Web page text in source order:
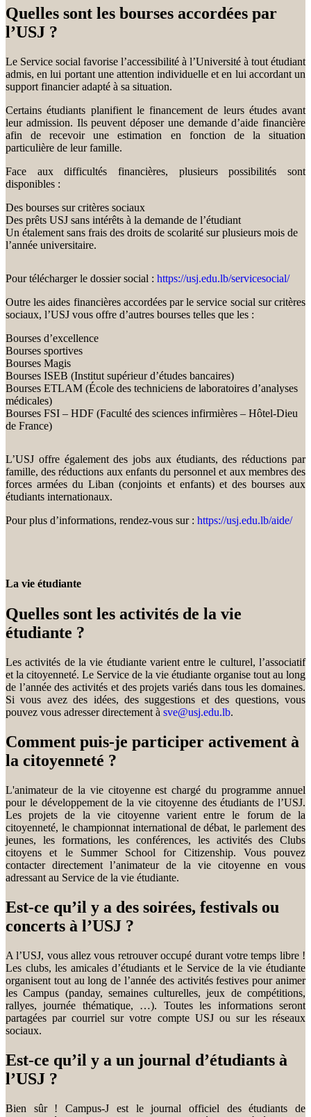
Quelles sont les bourses accordées par
l’USJ ?
Le Service social favorise l’accessibilité à l’Université à tout étudiant
admis, en lui portant une attention individuelle et en lui accordant un
support financier adapté à sa situation.
Certains étudiants planifient le financement de leurs études avant
leur admission. Ils peuvent déposer une demande d’aide financière
afin de recevoir une estimation en fonction de la situation
particulière de leur famille.
Face aux difficultés financières, plusieurs possibilités sont
disponibles :
Des bourses sur critères sociaux
Des prêts USJ sans intérêts à la demande de l’étudiant
Un étalement sans frais des droits de scolarité sur plusieurs mois de
l’année universitaire.
Pour télécharger le dossier social : https://usj.edu.lb/servicesocial/
Outre les aides financières accordées par le service social sur critères
sociaux, l’USJ vous offre d’autres bourses telles que les :
Bourses d’excellence
Bourses sportives
Bourses Magis
Bourses ISEB (Institut supérieur d’études bancaires)
Bourses ETLAM (École des techniciens de laboratoires d’analyses
médicales)
Bourses FSI – HDF (Faculté des sciences infirmières – Hôtel-Dieu
de France)
L’USJ offre également des jobs aux étudiants, des réductions par
famille, des réductions aux enfants du personnel et aux membres des
forces armées du Liban (conjoints et enfants) et des bourses aux
étudiants internationaux.
Pour plus d’informations, rendez-vous sur : https://usj.edu.lb/aide/
La vie étudiante
Quelles sont les activités de la vie
étudiante ?
Les activités de la vie étudiante varient entre le culturel, l’associatif
et la citoyenneté. Le Service de la vie étudiante organise tout au long
de l’année des activités et des projets variés dans tous les domaines.
Si vous avez des idées, des suggestions et des questions, vous
pouvez vous adresser directement à sve@usj.edu.lb.
Comment puis-je participer activement à
la citoyenneté ?
L'animateur de la vie citoyenne est chargé du programme annuel
pour le développement de la vie citoyenne des étudiants de l’USJ.
Les projets de la vie citoyenne varient entre le forum de la
citoyenneté, le championnat international de débat, le parlement des
jeunes, les formations, les conférences, les activités des Clubs
citoyens et le Summer School for Citizenship. Vous pouvez
contacter directement l’animateur de la vie citoyenne en vous
adressant au Service de la vie étudiante.
Est-ce qu’il y a des soirées, festivals ou
concerts à l’USJ ?
A l’USJ, vous allez vous retrouver occupé durant votre temps libre !
Les clubs, les amicales d’étudiants et le Service de la vie étudiante
organisent tout au long de l’année des activités festives pour animer
les Campus (panday, semaines culturelles, jeux de compétitions,
rallyes, journée thématique, …). Toutes les informations seront
partagées par courriel sur votre compte USJ ou sur les réseaux
sociaux.
Est-ce qu’il y a un journal d’étudiants à
l’USJ ?
Bien sûr ! Campus-J est le journal officiel des étudiants de